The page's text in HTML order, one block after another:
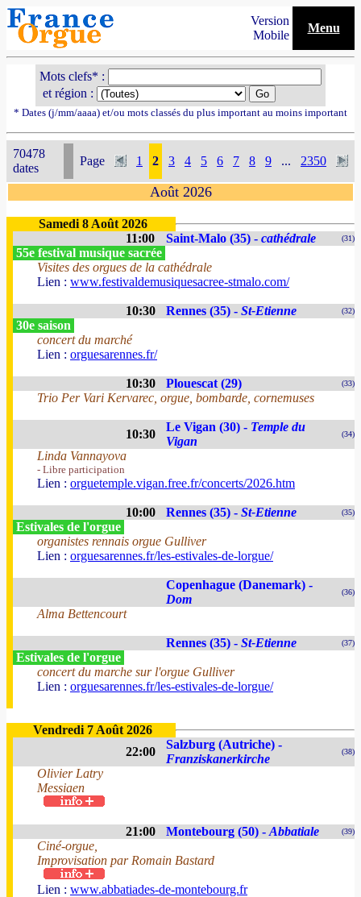
Version
Mobile
Menu
Mots clefs* :
et région :
* Dates (j/mm/aaaa) et/ou mots classés du plus important au moins important
70478
dates
Page 1 2 3 4 5 6 7 8 9 ... 2350
Août 2026
Samedi 8 Août 2026
11:00
Saint-Malo (35) - cathédrale (31)
55e festival musique sacrée
Visites des orgues de la cathédrale
Lien : www.festivaldemusiquesacree-stmalo.com/
10:30 Rennes (35) - St-Etienne (32)
30e saison
concert du marché
Lien : orguesarennes.fr/
10:30 Plouescat (29) (33)
Trio Per Vari Kervarec, orgue, bombarde, cornemuses
10:30
Le Vigan (30) - Temple du
Vigan
(34)
Linda Vannayova
- Libre participation
Lien : orguetemple.vigan.free.fr/concerts/2026.htm
10:00 Rennes (35) - St-Etienne (35)
Estivales de l'orgue
organistes rennais orgue Gulliver
Lien : orguesarennes.fr/les-estivales-de-lorgue/
Copenhague (Danemark) -
Dom
(36)
Alma Bettencourt
Rennes (35) - St-Etienne (37)
Estivales de l'orgue
concert du marche sur l'orgue Gulliver
Lien : orguesarennes.fr/les-estivales-de-lorgue/
Vendredi 7 Août 2026
22:00
Salzburg (Autriche) -
Franziskanerkirche
(38)
Olivier Latry
Messiaen
21:00 Montebourg (50) - Abbatiale (39)
Ciné-orgue,
Improvisation par Romain Bastard
Lien : www.abbatiades-de-montebourg.fr